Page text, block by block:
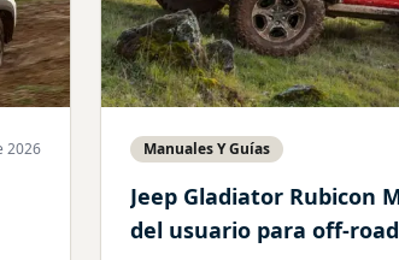
2026 Manuales Y Guías
Jeep Gladiator Rubicon
del usuario para off-road